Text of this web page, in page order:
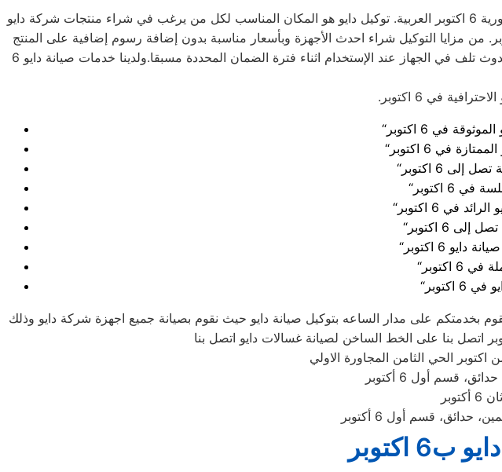
يرغب الكثير منا في معرفة فروع توكيل دايو في 6 اكتوبر واماكن تواجدة في مختلف المحافظات داخل جمهورية 6 اكتوبر العربية. توكيل دايو هو المكان المناسب لكل من يرغب في شراء منتجات شركة دايو
والغسالات والتكييفات والمزيد من الأجهزة المنزلية الأساسية التي يحتاجها كل بيت في 6 اكتوبر. من مزايا التوكيل شراء احدث الأجهزة وبأسعار مناسبة بدون إضافة رسوم إضافية على المنتج
في متاجر البيع الخارجية. كما تقوم الشركة بتفعيل ضمان المنتج عند الشراء مباشرة لضمان حقوقك عند حدوث تلف في الجهاز عند الإستخدام اثناء فترة الضمان المحددة مسبقا.ولدينا خدمات صيانة دايو 6
نقوم بخدمتكم على مدار الساعه بتوكيل صيانة دايو حيث نقوم بصيانة جميع اجهزة شركة دايو وذلك
قسم أول 6 أكتوبر
قسم أول 6 أكتوبر
اكتوبر